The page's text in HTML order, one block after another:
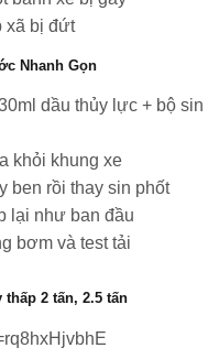
xã bị đứt
Nhanh Gọn
dầu thủy lực + bộ sin
khỏi khung xe
ben rồi thay sin phốt
lại như ban đầu
bơm và test tải
2 tấn, 2.5 tấn